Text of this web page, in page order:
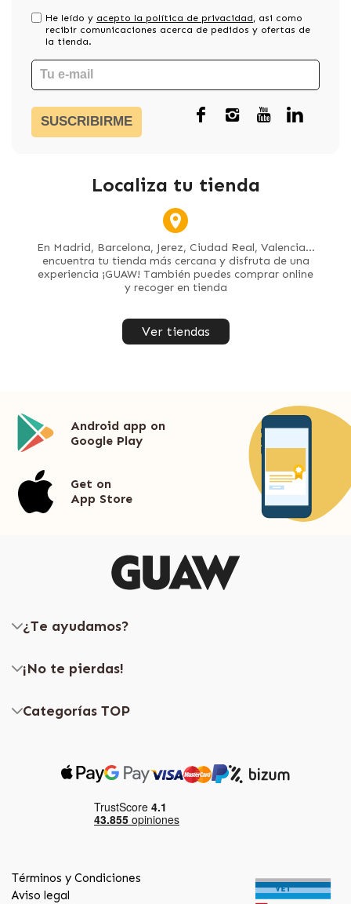
He leído y acepto la política de privacidad, asi como
recibir comunicaciones acerca de pedidos y ofertas de
la tienda.
SUSCRIBIRME
Localiza tu tienda
En Madrid, Barcelona, Jerez, Ciudad Real, Valencia...
encuentra tu tienda más cercana y disfruta de una
experiencia ¡GUAW! También puedes comprar online
y recoger en tienda
Ver tiendas
Android app on
Google Play
Get on
App Store
¿Te ayudamos?
¡No te pierdas!
Categorías TOP
Términos y Condiciones
Aviso legal